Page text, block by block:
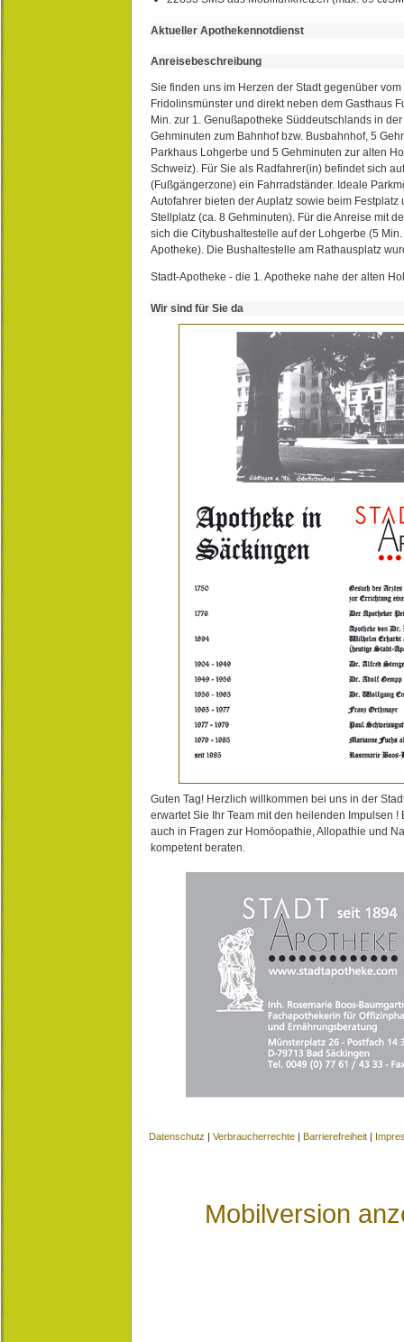
Aktueller Apothekennotdienst
Anreisebeschreibung
Sie finden uns im Herzen der Stadt gegenüber
Fridolinsmünster und direkt neben dem Gasthaus
Min. zur 1. Genußapotheke Süddeutschlands in
Gehminuten zum Bahnhof bzw. Busbahnhof, 5
Parkhaus Lohgerbe und 5 Gehminuten zur alten
Schweiz). Für Sie als Radfahrer(in) befindet sich
(Fußgängerzone) ein Fahrradständer. Ideale
Autofahrer bieten der Auplatz sowie beim Festplatz
Stellplatz (ca. 8 Gehminuten). Für die Anreise mit
sich die Citybushaltestelle auf der Lohgerbe (5
Apotheke). Die Bushaltestelle am Rathausplatz
Stadt-Apotheke - die 1. Apotheke nahe der alten
Wir sind für Sie da
Guten Tag! Herzlich willkommen bei uns in der
erwartet Sie Ihr Team mit den heilenden Impulsen !
auch in Fragen zur Homöopathie, Allopathie und
kompetent beraten.
Datenschutz | Verbraucherrechte | Barrierefreiheit |
Mobilversion